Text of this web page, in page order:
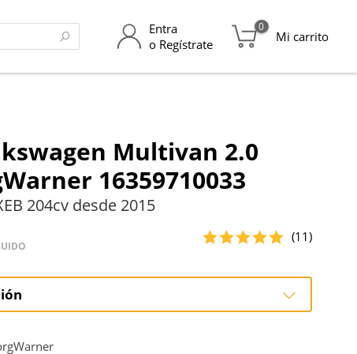
Entra
o Regístrate
0
Mi carrito
Multivan 2.0
16359710033
204cv desde 2015
(11)